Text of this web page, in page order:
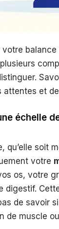
attentes et
échelle
qu’elle soit
votre
os, votre
digestif.
de savoir
de muscle